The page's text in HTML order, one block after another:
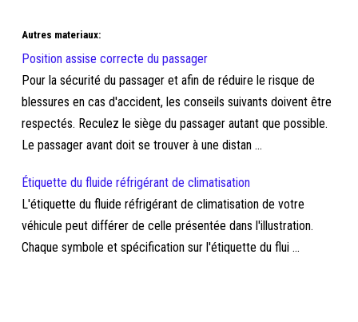
Autres materiaux:
Position assise correcte du passager
Pour la sécurité du passager et afin de réduire le risque de
blessures en cas d'accident, les conseils suivants doivent être
respectés. Reculez le siège du passager autant que possible.
Le passager avant doit se trouver à une distan ...
Étiquette du fluide réfrigérant de climatisation
L'étiquette du fluide réfrigérant de climatisation de votre
véhicule peut différer de celle présentée dans l'illustration.
Chaque symbole et spécification sur l'étiquette du flui ...